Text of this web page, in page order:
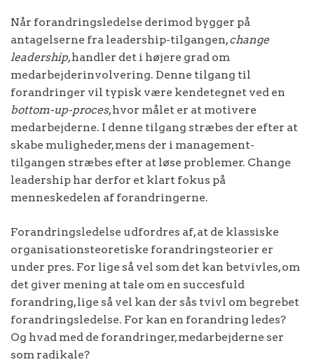
Når forandringsledelse derimod bygger på
antagelserne fra leadership-tilgangen,change
leadership,handler det i højere grad om
medarbejderinvolvering. Denne tilgang til
forandringer vil typisk være kendetegnet ved en
bottom-up-proces, hvor målet er at motivere
medarbejderne. I denne tilgang stræbes der efter at
skabe muligheder, mens der i management-
tilgangen stræbes efter at løse problemer. Change
leadership har derfor et klart fokus på
menneskedelen af forandringerne.
Forandringsledelse udfordres af, at de klassiske
organisationsteoretiske forandringsteorier er
under pres. For lige så vel som det kan betvivles, om
det giver mening at tale om en succesfuld
forandring, lige så vel kan der sås tvivl om begrebet
forandringsledelse. For kan en forandring ledes?
Og hvad med de forandringer, medarbejderne ser
som radikale?